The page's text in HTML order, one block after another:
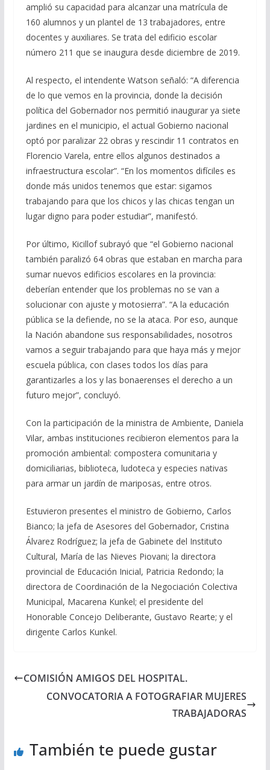
amplió su capacidad para alcanzar una matrícula de
160 alumnos y un plantel de 13 trabajadores, entre
docentes y auxiliares. Se trata del edificio escolar
número 211 que se inaugura desde diciembre de 2019.
Al respecto, el intendente Watson señaló: “A diferencia
de lo que vemos en la provincia, donde la decisión
política del Gobernador nos permitió inaugurar ya siete
jardines en el municipio, el actual Gobierno nacional
optó por paralizar 22 obras y rescindir 11 contratos en
Florencio Varela, entre ellos algunos destinados a
infraestructura escolar”. “En los momentos difíciles es
donde más unidos tenemos que estar: sigamos
trabajando para que los chicos y las chicas tengan un
lugar digno para poder estudiar”, manifestó.
Por último, Kicillof subrayó que “el Gobierno nacional
también paralizó 64 obras que estaban en marcha para
sumar nuevos edificios escolares en la provincia:
deberían entender que los problemas no se van a
solucionar con ajuste y motosierra”. “A la educación
pública se la defiende, no se la ataca. Por eso, aunque
la Nación abandone sus responsabilidades, nosotros
vamos a seguir trabajando para que haya más y mejor
escuela pública, con clases todos los días para
garantizarles a los y las bonaerenses el derecho a un
futuro mejor”, concluyó.
Con la participación de la ministra de Ambiente, Daniela
Vilar, ambas instituciones recibieron elementos para la
promoción ambiental: compostera comunitaria y
domiciliarias, biblioteca, ludoteca y especies nativas
para armar un jardín de mariposas, entre otros.
Estuvieron presentes el ministro de Gobierno, Carlos
Bianco; la jefa de Asesores del Gobernador, Cristina
Álvarez Rodríguez; la jefa de Gabinete del Instituto
Cultural, María de las Nieves Piovani; la directora
provincial de Educación Inicial, Patricia Redondo; la
directora de Coordinación de la Negociación Colectiva
Municipal, Macarena Kunkel; el presidente del
Honorable Concejo Deliberante, Gustavo Rearte; y el
dirigente Carlos Kunkel.
COMISIÓN AMIGOS DEL HOSPITAL.
CONVOCATORIA A FOTOGRAFIAR MUJERES
TRABAJADORAS
También te puede gustar